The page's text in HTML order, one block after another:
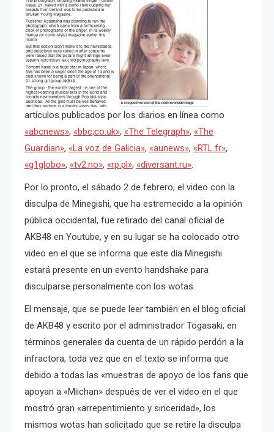
artículos publicados por los diarios en línea como
«abcnews», «bbc,co.uk», «The Telegraph», «The
Guardian», «La voz de Galicia», «aunews», «RTL.fr»,
«g1globo», «tv2.no», «rp.pl», «diversant.ru».
Por lo pronto, el sábado 2 de febrero, el video con la
disculpa de Minegishi, que ha estremecido a la opinión
pública occidental, fue retirado del canal oficial de
AKB48 en Youtube, y en su lugar se ha colocado otro
video en el que se informa que este día Minegishi
estará presente en un evento handshake para
disculparse personalmente con los wotas.
El mensaje, que se puede leer también en el blog oficial
de AKB48 y escrito por el administrador Togasaki, en
términos generales da cuenta de un rápido perdón a la
infractora, toda vez que en el texto se informa que
debido a todas las «muestras de apoyo de los fans que
apoyan a «Miichan» después de ver el video en el que
mostró gran «arrepentimiento y sinceridad», los
mismos wotas han solicitado que se retire la disculpa